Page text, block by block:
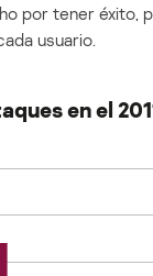
por tener éxito,
usuario.
en el